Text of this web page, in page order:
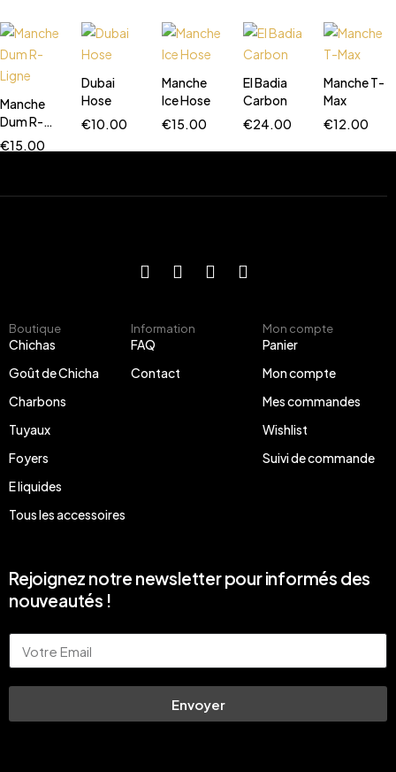
Manche
Dum R-
Ligne
€15.00
Dubai
Hose
€10.00
Manche
Ice Hose
€15.00
El Badia
Carbon
€24.00
Manche T-
Max
€12.00
Boutique
Chichas
Goût de Chicha
Charbons
Tuyaux
Foyers
E liquides
Tous les accessoires
Information
FAQ
Contact
Mon compte
Panier
Mon compte
Mes commandes
Wishlist
Suivi de commande
Rejoignez notre newsletter pour informés des
nouveautés !
Envoyer